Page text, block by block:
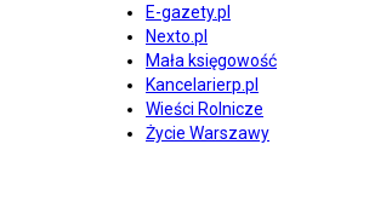
E-gazety.pl
Nexto.pl
Mała księgowość
Kancelarierp.pl
Wieści Rolnicze
Życie Warszawy